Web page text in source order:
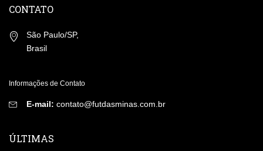
CONTATO
São Paulo/SP,
Brasil
Informações de Contato
E-mail: contato@futdasminas.com.br
ÚLTIMAS